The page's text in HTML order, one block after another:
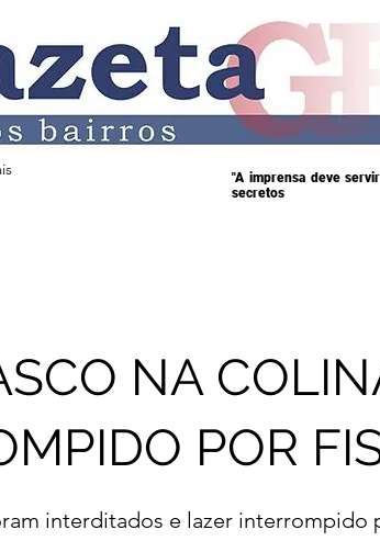
"A imprensa deve
secretos
NA
POR
interditados e lazer interrompido